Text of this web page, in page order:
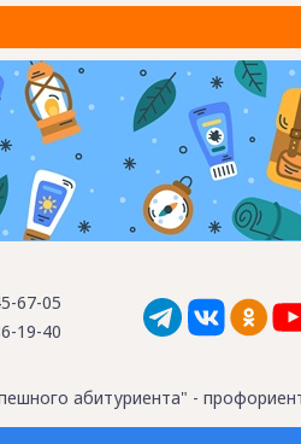
67-05
19-40
абитуриента" -